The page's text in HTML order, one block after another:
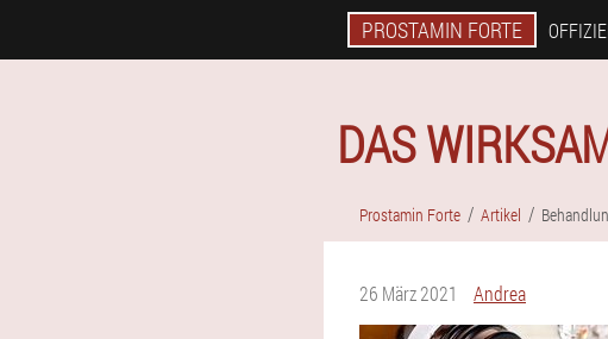
PROSTAMIN FORTE
DAS
Prostamin Forte Artikel
26 März 2021
Andrea